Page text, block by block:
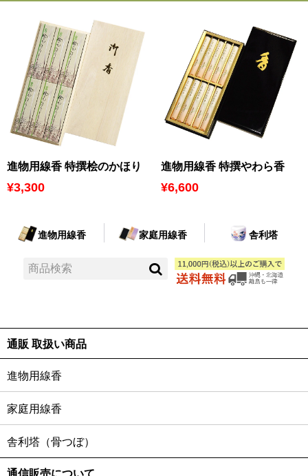
進物用線香 特撰桧のかほり
¥3,300
進物用線香 特撰やわら香
¥6,600
進物用線香 家庭用線香 舎利塔
通販 取扱い商品
進物用線香
家庭用線香
舎利塔（骨つぼ）